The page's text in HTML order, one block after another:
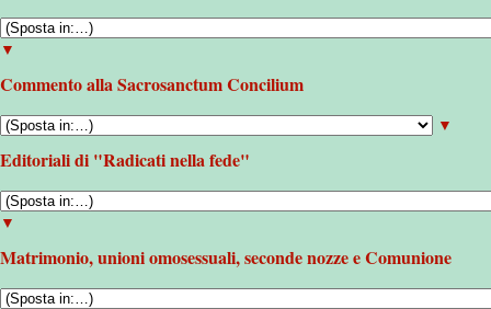
▼
Commento alla Sacrosanctum Concilium
▼
Editoriali di "Radicati nella fede"
▼
Matrimonio, unioni omosessuali, seconde nozze e Comunione